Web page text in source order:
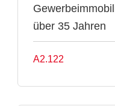
über 35 Jahren
A2.122